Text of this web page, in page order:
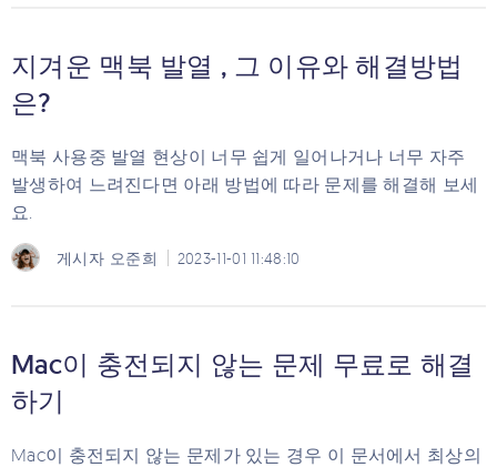
지겨운 맥북 발열 , 그 이유와 해결방법
은?
맥북 사용중 발열 현상이 너무 쉽게 일어나거나 너무 자주
발생하여 느려진다면 아래 방법에 따라 문제를 해결해 보세
요.
게시자 오준희 2023-11-01 11:48:10
Mac이 충전되지 않는 문제 무료로 해결
하기
Mac이 충전되지 않는 문제가 있는 경우 이 문서에서 최상의